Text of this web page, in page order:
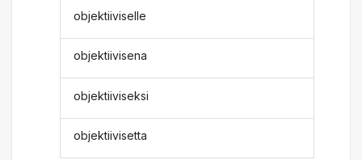
objektiiviselle
objektiivisena
objektiiviseksi
objektiivisetta